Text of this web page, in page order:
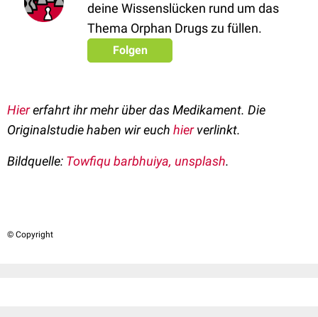
deine Wissenslücken rund um das
Thema Orphan Drugs zu füllen.
Folgen
Hiererfahrt ihr mehr über das Medikament. Die
Originalstudie haben wir euch hierverlinkt.
Bildquelle: Towfiqu barbhuiya, unsplash.
© Copyright